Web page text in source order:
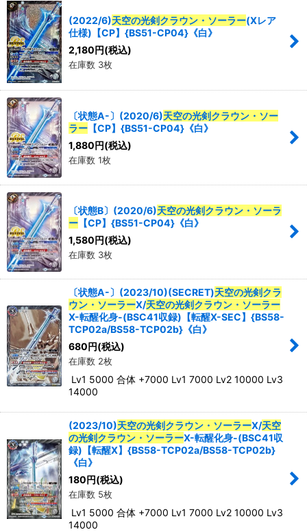
(2022/6)天空の光剣クラウン・ソーラー(Xレア
仕様)【CP】{BS51-CP04}《白》
2,180円(税込)
在庫数 3枚
〔状態A-〕(2020/6)天空の光剣クラウン・ソー
ラー 【CP】{BS51-CP04}《白》
1,880円(税込)
在庫数 1枚
〔状態B〕(2020/6)天空の光剣クラウン・ソーラ
ー 【CP】{BS51-CP04}《白》
1,580円(税込)
在庫数 3枚
〔状態A-〕(2023/10)(SECRET)天空の光剣クラ
ウン・ソーラーX/天空の光剣クラウン・ソーラー
X-転醒化身-(BSC41収録)【転醒X-SEC】{BS58-
TCP02a/BS58-TCP02b}《白》
680 円(税込)
在庫数 2枚
Lv1 5000 合体 +7000 Lv1 7000 Lv2 10000 Lv3
14000
(2023/10)天空の光剣クラウン・ソーラーX/天空
の光剣クラウン・ソーラーX-転醒化身-(BSC41収
録)【転醒X】{BS58-TCP02a/BS58-TCP02b}
《白》
180 円(税込)
在庫数 5枚
Lv1 5000 合体 +7000 Lv1 7000 Lv2 10000 Lv3
14000